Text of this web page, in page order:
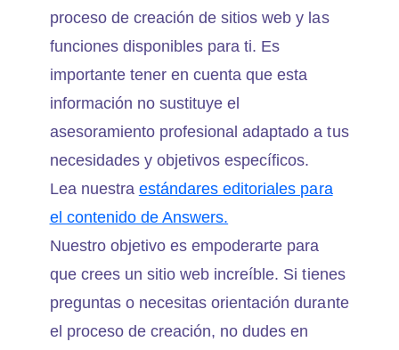
proceso de creación de sitios web y las
funciones disponibles para ti. Es
importante tener en cuenta que esta
información no sustituye el
asesoramiento profesional adaptado a tus
necesidades y objetivos específicos.
Lea nuestra estándares editoriales para
el contenido de Answers.
Nuestro objetivo es empoderarte para
que crees un sitio web increíble. Si tienes
preguntas o necesitas orientación durante
el proceso de creación, no dudes en